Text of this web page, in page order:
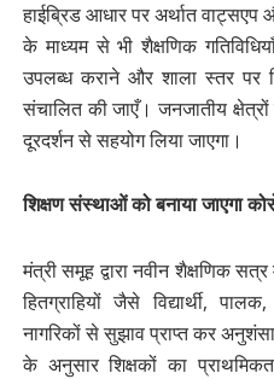
हाईब्रिड आधार पर अर्थात
के माध्यम से भी शैक्षणिक
उपलब्ध कराने और शाला स्तर पर
संचालित की जाएँ। जनजातीय
दूरदर्शन से सहयोग लिया जाएगा।
शिक्षण संस्थाओं को बनाया जाएगा
मंत्री समूह द्वारा नवीन शैक्षणिक
हितग्राहियों जैसे विद्यार्थी,
नागरिकों से सुझाव प्राप्त कर
के अनुसार शिक्षकों का